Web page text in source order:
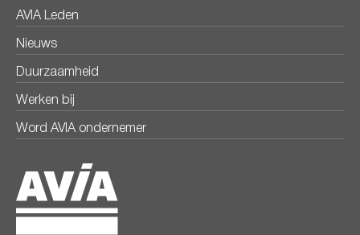
AVIA Leden
Nieuws
Duurzaamheid
Werken bij
Word AVIA ondernemer